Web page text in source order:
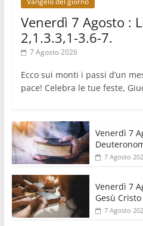
Venerdì 7 Agosto :
2,1.3.3,1-3.6-7.
7 Agosto 2026
Ecco sui monti i passi d’un
pace! Celebra le tue feste,
Venerdì 7
7 Agosto
Venerdì 7
Gesù
7 Agosto